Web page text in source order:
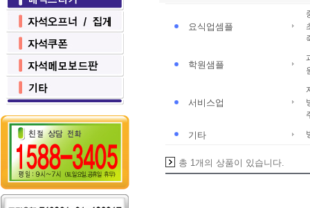
요식업셈플
학원샘플
서비스업
기타
총 1개의 상품이 있습니다.